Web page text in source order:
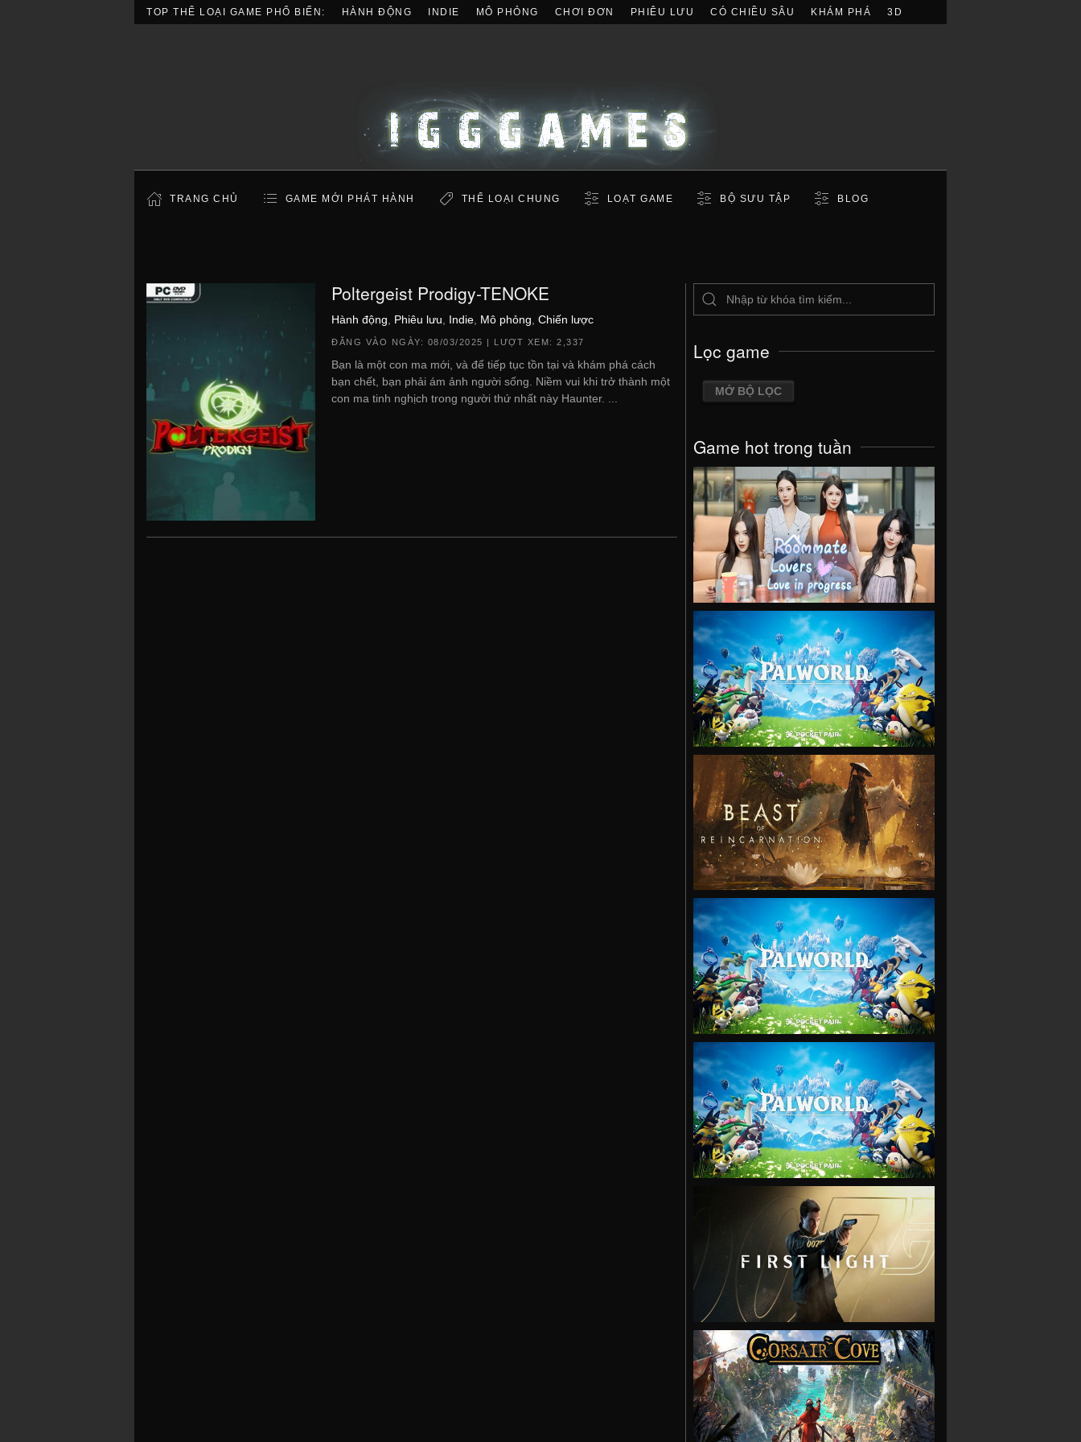
TOP THỂ LOẠI GAME PHỔ BIẾN: HÀNH ĐỘNG INDIE MÔ PHỎNG CHƠI ĐƠN PHIÊU LƯU CÓ CHIỀU SÂU KHÁM PHÁ 3D
TRANG CHỦ GAME MỚI PHÁT HÀNH THỂ LOẠI CHUNG LOẠT GAME BỘ SƯU TẬP BLOG
Poltergeist Prodigy-TENOKE
Hành động Phiêu lưu Indie Mô phỏng Chiến lược
ĐĂNG VÀO NGÀY: 08/03/2025 | LƯỢT XEM: 2,337
Bạn là một con ma mới, và để tiếp tục tồn tại và khám phá cách
bạn chết, bạn phải ám ảnh người sống. Niềm vui khi trở thành một
con ma tinh nghịch trong người thứ nhất này Haunter. ...
Lọc game
MỞ BỘ LỌC
Game hot trong tuần
VIEW
VIEW
VIEW
VIEW
VIEW
VIEW
VIEW